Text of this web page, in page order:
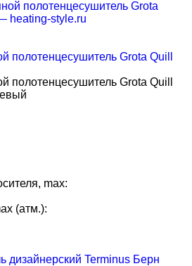
полотенцесушитель Grota Quill
полотенцесушитель Grota Quill
max:
(атм.):